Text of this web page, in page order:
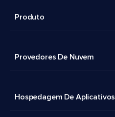
Produto
Provedores De Nuvem
Hospedagem De Aplicativos